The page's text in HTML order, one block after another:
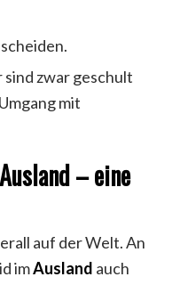
zwar geschult
mit
– eine
auf der Welt. An
imAusland auch